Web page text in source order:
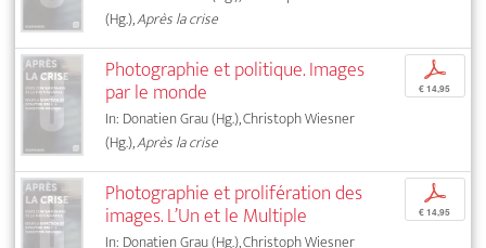
(Hg.),Après la crise
Photographie et politique. Images
par le monde
In: Donatien Grau (Hg.), Christoph Wiesner
(Hg.),Après la crise
p
€ 14,95
Photographie et prolifération des
images. L’Un et le Multiple
In: Donatien Grau (Hg.), Christoph Wiesner
p
€ 14,95